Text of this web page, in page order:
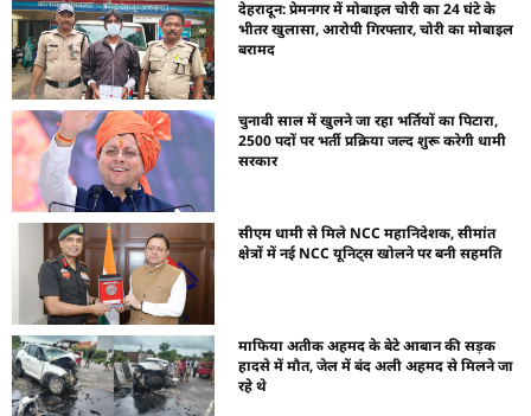
देहरादून: प्रेमनगर में मोबाइल चोरी का 24 घंटे के
भीतर खुलासा, आरोपी गिरफ्तार, चोरी का मोबाइल
बरामद
चुनावी साल में खुलने जा रहा भर्तियों का पिटारा,
2500 पदों पर भर्ती प्रक्रिया जल्द शुरू करेगी धामी
सरकार
सीएम धामी से मिले NCC महानिदेशक, सीमांत
क्षेत्रों में नई NCC यूनिट्स खोलने पर बनी सहमति
माफिया अतीक अहमद के बेटे आबान की सड़क
हादसे में मौत, जेल में बंद अली अहमद से मिलने जा
रहे थे